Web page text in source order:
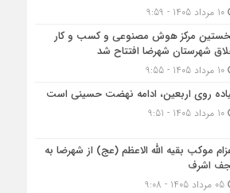
10 مرداد 1405 - 9:59
مرکز هوش مصنوعی و کسب‌ و کار
شهرستان شهرضا افتتاح شد
10 مرداد 1405 - 9:55
روی اربعین، ادامه نهضت حسینی است
10 مرداد 1405 - 9:51
موکب بقیه الله الاعظم (عج) از شهرضا به
اشرف
05 مرداد 1405 - 9:08